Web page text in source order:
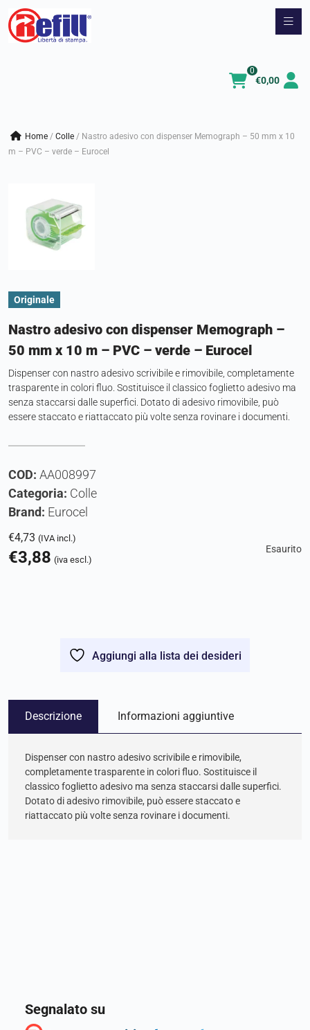
Vai
€0,00
0
Home / colle / Nastro adesivo con dispenser Memograph – 50 mm x 10
m – PVC – verde – Eurocel
Originale
Nastro adesivo con dispenser Memograph –
50 mm x 10 m – PVC – verde – Eurocel
Dispenser con nastro adesivo scrivibile e rimovibile, completamente
trasparente in colori fluo. Sostituisce il classico foglietto adesivo ma
senza staccarsi dalle superfici. Dotato di adesivo rimovibile, può
essere staccato e riattaccato più volte senza rovinare i documenti.
COD: AA008997
Categoria: Colle
Brand: Eurocel
€4,73 (IVA incl.)
€3,88 (iva escl.)
Esaurito
Aggiungi alla lista dei desideri
Descrizione Informazioni aggiuntive
Dispenser con nastro adesivo scrivibile e rimovibile,
completamente trasparente in colori fluo. Sostituisce il
classico foglietto adesivo ma senza staccarsi dalle superfici.
Dotato di adesivo rimovibile, può essere staccato e
riattaccato più volte senza rovinare i documenti.
Segnalato su